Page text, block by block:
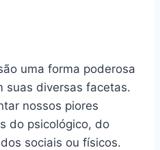
uma forma poderosa
suas diversas facetas.
nossos piores
do psicológico, do
sociais ou físicos.